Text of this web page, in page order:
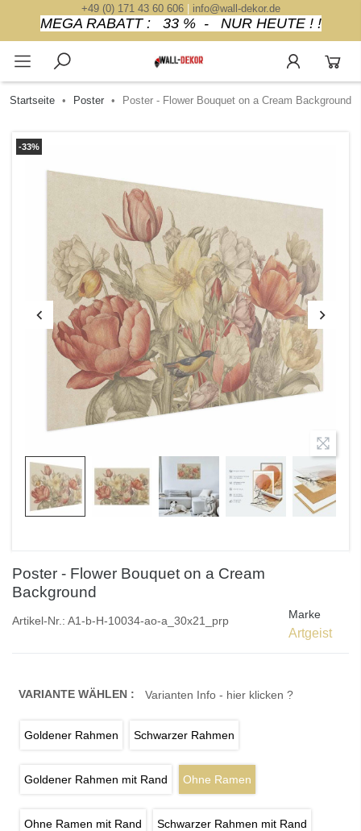
+49 (0) 171 43 60 606| info@wall-dekor.de
MEGA RABATT : 33 % - NUR HEUTE ! !
Startseite Poster Poster - Flower Bouquet on a Cream Background
-33%
Poster - Flower Bouquet on a Cream
Background
Artikel-Nr.: A1-b-H-10034-ao-a_30x21_prp Marke
Artgeist
VARIANTE WÄHLEN : Varianten Info - hier klicken ?
Goldener Rahmen Schwarzer Rahmen
Goldener Rahmen mit Rand Ohne Ramen
Ohne Ramen mit Rand Schwarzer Rahmen mit Rand